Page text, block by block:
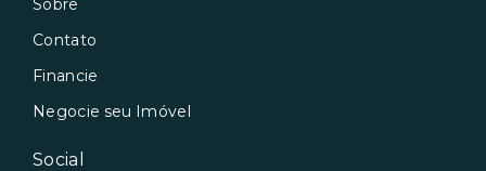
Contato
Financie
Negocie seu Imóvel
Social